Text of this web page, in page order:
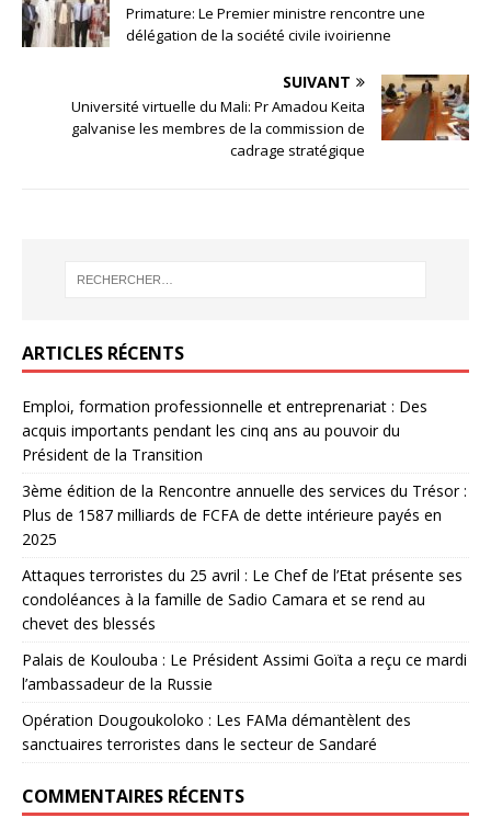
Primature: Le Premier ministre rencontre une
délégation de la société civile ivoirienne
SUIVANT
Université virtuelle du Mali: Pr Amadou Keita
galvanise les membres de la commission de
cadrage stratégique
ARTICLES RÉCENTS
Emploi, formation professionnelle et entreprenariat : Des
acquis importants pendant les cinq ans au pouvoir du
Président de la Transition
3ème édition de la Rencontre annuelle des services du Trésor :
Plus de 1587 milliards de FCFA de dette intérieure payés en
2025
Attaques terroristes du 25 avril : Le Chef de l’Etat présente ses
condoléances à la famille de Sadio Camara et se rend au
chevet des blessés
Palais de Koulouba : Le Président Assimi Goïta a reçu ce mardi
l’ambassadeur de la Russie
Opération Dougoukoloko : Les FAMa démantèlent des
sanctuaires terroristes dans le secteur de Sandaré
COMMENTAIRES RÉCENTS